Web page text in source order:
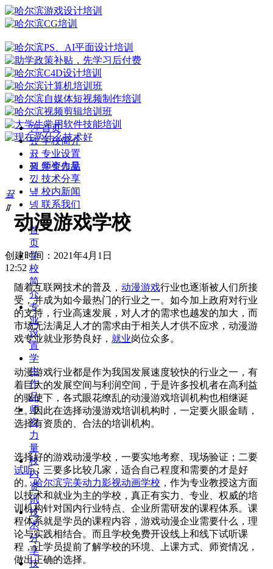
낀 首页
뀄 学校简介
뀴 专业设置
끡 学生作品
뀡 师资力量
낐 技术分享
넆 校内新闻
넹 联系我们
끀
ꁲ
首
页
学
校
简
介
专
业
设
置
学
生
作
品
师
资
力
量
校
内
资
讯
技
术
分
享
技
动漫游戏学校
创建时间： 2021年4月1日
12:52
随着互联网技术的普及， 动漫游戏行业也逐渐被人们所接
受，并成为如今最热门的行业之一。如今加上政府对行业
的支持，行业高速发展，对人才的需求也越发的加大，而
市场无法满足人才的需求由于相关人才供不应求，动漫游
戏专业就业形势良好， 就业岗位众多。
动漫游戏行业都是作为我国发展速度较快的行业之一，有
着巨大的发展空间与利润空间，于是许多投机者在高利益
的驱使下，各式眼花缭乱的动漫游戏培训机构也相继诞
生。因此在选择动漫游戏培训机构时，一定要火眼金睛，
选择有资质的、合法的培训机构。
选择好的游戏动漫学校，一要实地考察、现场验证；二要
试听；三要多比较几家，适合自己程度和需要的才是好
的。哈尔滨完美动力影视动画学校 ，作为专业教授这方面
以技术和就业为主的学校，真正有实力、专业、权威的培
训机构针对国内行业特点、企业所需研发的课程体系。课
程体系就是学员的课程内容，游戏动漫企业需要什么，理
论与实践相结合。而且学校免费开设线上和线下试听课
程，让学员提前了解学校的环境、上课方式、师资情况，
做出正确的选择。